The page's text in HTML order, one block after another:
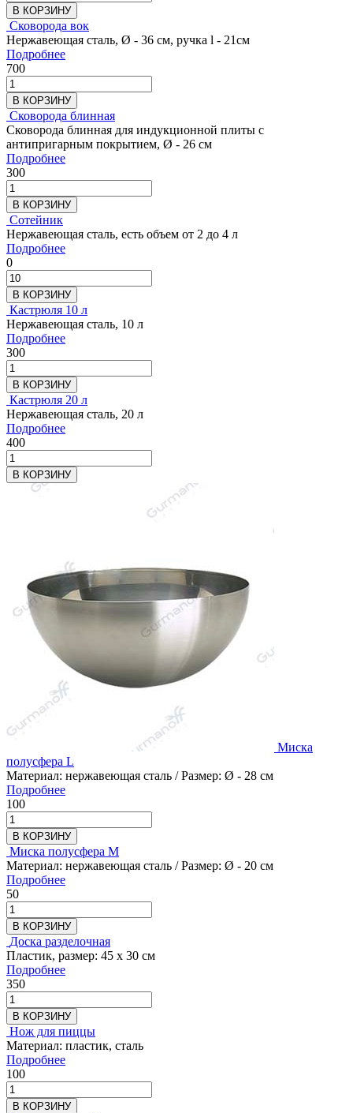
В КОРЗИНУ
Сковорода вок
Нержавеющая сталь, Ø - 36 см, ручка l - 21см
Подробнее
700
В КОРЗИНУ
Сковорода блинная
Сковорода блинная для индукционной плиты с
антипригарным покрытием, Ø - 26 см
Подробнее
300
В КОРЗИНУ
Сотейник
Нержавеющая сталь, есть объем от 2 до 4 л
Подробнее
0
В КОРЗИНУ
Кастрюля 10 л
Нержавеющая сталь, 10 л
Подробнее
300
В КОРЗИНУ
Кастрюля 20 л
Нержавеющая сталь, 20 л
Подробнее
400
В КОРЗИНУ
Миска
полусфера L
Материал: нержавеющая сталь / Размер: Ø - 28 см
Подробнее
100
В КОРЗИНУ
Миска полусфера M
Материал: нержавеющая сталь / Размер: Ø - 20 см
Подробнее
50
В КОРЗИНУ
Доска разделочная
Пластик, размер: 45 х 30 см
Подробнее
350
В КОРЗИНУ
Нож для пиццы
Материал: пластик, сталь
Подробнее
100
В КОРЗИНУ